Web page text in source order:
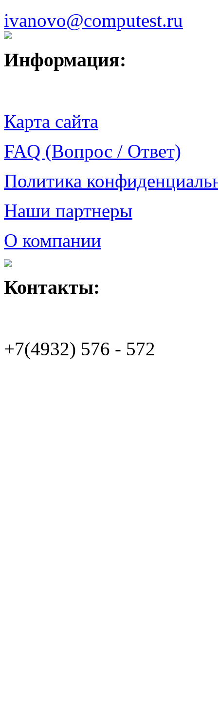
ivanovo@computest.ru
Информация:
Карта сайта
FAQ (Вопрос / Ответ)
Политика
Наши партнеры
О компании
Контакты:
+7(4932) 576 - 572